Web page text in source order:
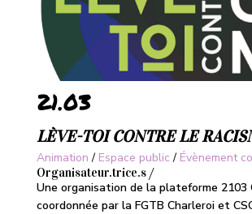
21.03
LÈVE-TOI CONTRE LE
Animation / Espace public / Évènement
Organisateur.trice.s /
Une organisation de la plateforme 2103
coordonnée par la FGTB Charleroi et